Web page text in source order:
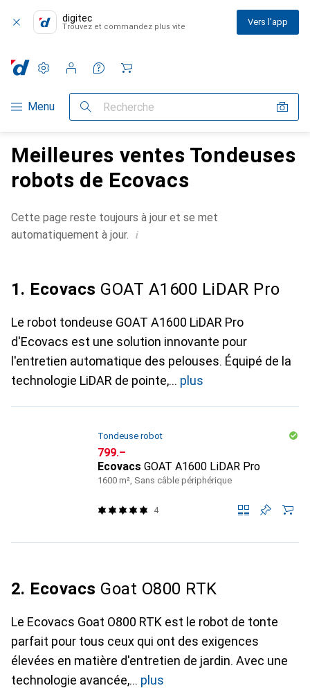
digitec
Trouvez et commandez plus vite Vers l'app
Navigation par catégorie
Menu Recherche
Paramètres
Compte client
Listes de comparaison
Listes d'envies
Panier
Meilleures ventes Tondeuses
robots de Ecovacs
Cette page reste toujours à jour et se met
automatiquement à jour. i
1. Ecovacs GOAT A1600 LiDAR Pro
Le robot tondeuse GOAT A1600 LiDAR Pro
d'Ecovacs est une solution innovante pour
l'entretien automatique des pelouses. Équipé de la
technologie LiDAR de pointe,
plus
Tondeuse robot
CHF
799.–
Ecovacs GOAT A1600 LiDAR Pro
1600 m², Sans câble périphérique
4
2. Ecovacs Goat O800 RTK
Le Ecovacs Goat O800 RTK est le robot de tonte
parfait pour tous ceux qui ont des exigences
élevées en matière d'entretien de jardin. Avec une
technologie avancée,
plus